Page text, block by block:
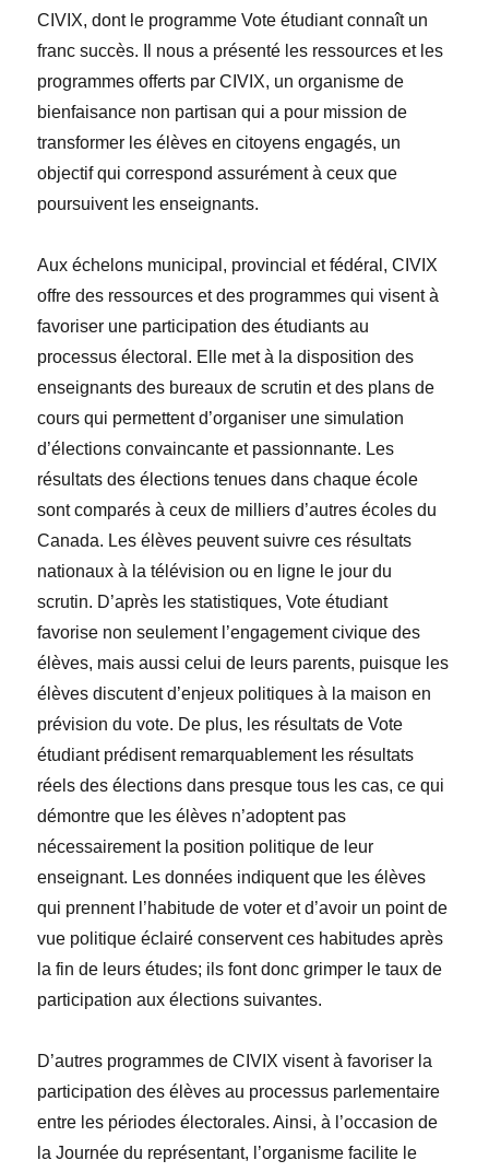
CIVIX, dont le programme Vote étudiant connaît un
franc succès. Il nous a présenté les ressources et les
programmes offerts par CIVIX, un organisme de
bienfaisance non partisan qui a pour mission de
transformer les élèves en citoyens engagés, un
objectif qui correspond assurément à ceux que
poursuivent les enseignants.
Auxéchelons municipal, provincial et fédéral, CIVIX
offre des ressources et des programmes qui visent à
favoriser une participation des étudiants au
processus électoral. Elle met à la disposition des
enseignants des bureaux de scrutin et des plans de
cours qui permettent d’organiser une simulation
d’élections convaincante et passionnante. Les
résultats des élections tenues dans chaque école
sont comparés à ceux de milliers d’autres écoles du
Canada. Les élèves peuvent suivre ces résultats
nationaux à la télévision ou en ligne le jour du
scrutin. D’après les statistiques, Vote étudiant
favorise non seulement l’engagement civique des
élèves, mais aussi celui de leurs parents, puisque les
élèves discutent d’enjeux politiques à la maison en
prévision du vote. De plus, les résultats de Vote
étudiant prédisent remarquablement les résultats
réels des élections dans presque tous les cas, ce qui
démontre que les élèves n’adoptent pas
nécessairement la position politique de leur
enseignant. Les données indiquent que les élèves
qui prennent l’habitude de voter et d’avoir un point de
vue politiqueéclairé conservent ces habitudes après
la fin de leurs études; ils font donc grimper le taux de
participation aux élections suivantes.
D’autres programmes de CIVIX visent à favoriser la
participation des élèves au processus parlementaire
entre les périodes électorales. Ainsi, à l’occasion de
la Journée du représentant, l’organisme facilite le